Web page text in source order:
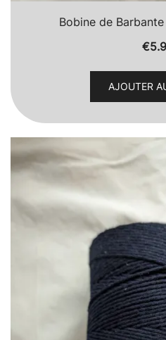
Bobine de
€
AJOUTER